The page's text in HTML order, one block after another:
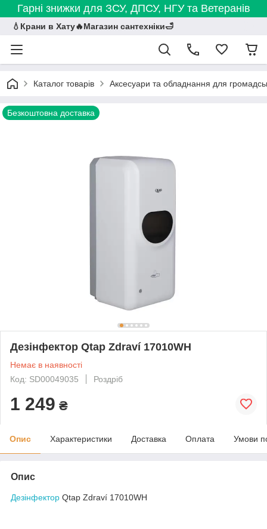
Гарні знижки для ЗСУ, ДПСУ, НГУ та Ветеранів
💧Крани в Хату🔥Магазин сантехніки🛁
Каталог товарів Аксесуари та обладнання для
Безкоштовна доставка
Дезінфектор Qtap Zdraví 17010WH
Немає в наявності
Код: SD00049035
Роздріб
1 249 ₴
Опис Характеристики Доставка Оплата Умови
Опис
Дезінфектор Qtap Zdraví 17010WH